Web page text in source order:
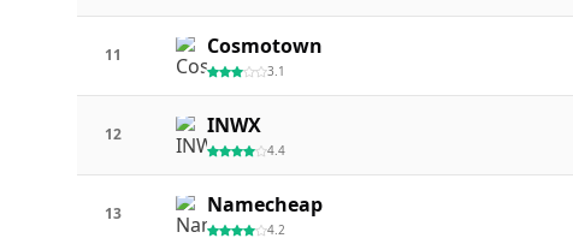
11 Cosmotown
3.1
12 INWX
4.4
13 Namecheap
4.2